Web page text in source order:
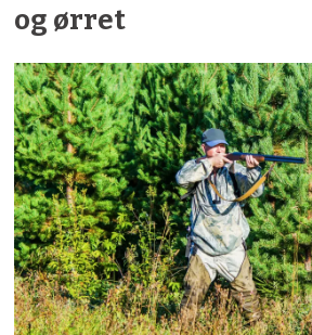
og ørret